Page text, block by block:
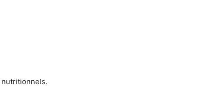
nutritionnels.